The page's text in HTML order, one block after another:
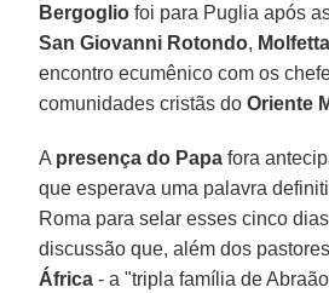
Bergoglio foi para Puglia após
San Giovanni Rotondo, Molfetta
encontro ecumênico com os
comunidades cristãs doOriente
A presença do Papa fora
que esperava uma palavra
Roma para selar esses cinco
discussão que, além dos
África - a "tripla família de